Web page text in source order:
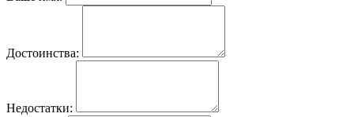
Достоинства:
Недостатки: